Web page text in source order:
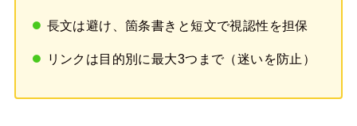
長文は避け、箇条書きと短文で視認性を担保
リンクは目的別に最大3つまで（迷いを防止）